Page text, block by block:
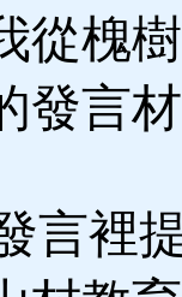
從槐
發言
言裡